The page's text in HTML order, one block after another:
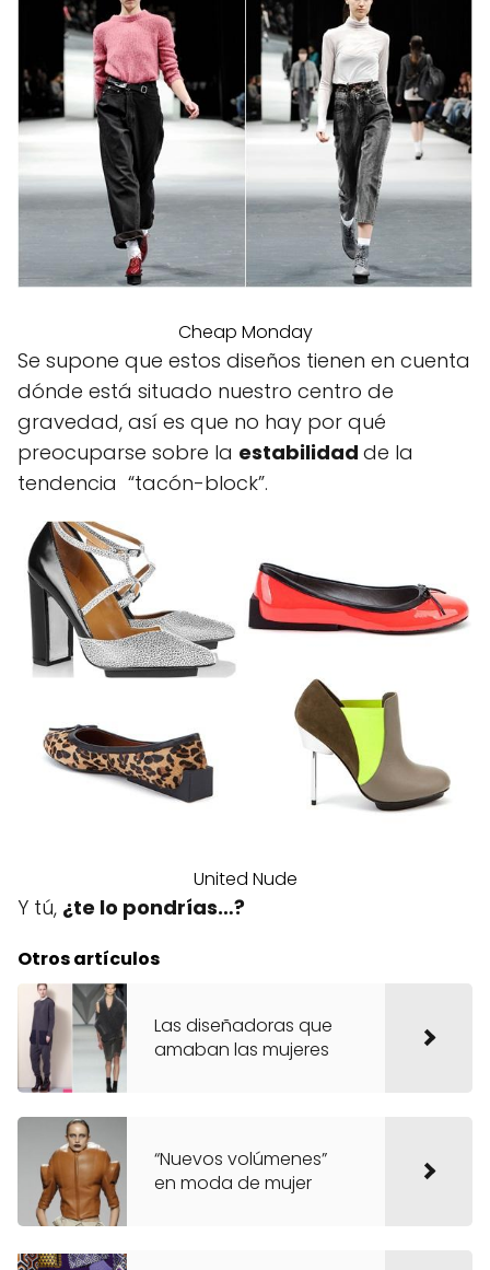
Cheap Monday
Se supone que estos diseños tienen en cuenta
dónde está situado nuestro centro de
gravedad, así es que no hay por qué
preocuparse sobre la estabilidad de la
tendencia “tacón-block”.
United Nude
Y tú, ¿te lo pondrías…?
Otros artículos
Las diseñadoras que
amaban las mujeres
“Nuevos volúmenes”
en moda de mujer